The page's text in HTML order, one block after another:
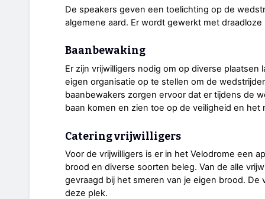
De speakers geven een toelichting op de
algemene aard. Er wordt gewerkt met
Baanbewaking
Er zijn vrijwilligers nodig om op diverse
eigen organisatie op te stellen om de
baanbewakers zorgen ervoor dat er tijdens de
baan komen en zien toe op de veiligheid en het
Catering vrijwilligers
Voor de vrijwilligers is er in het Velodrome een
brood en diverse soorten beleg. Van de alle
gevraagd bij het smeren van je eigen brood. De
deze plek.